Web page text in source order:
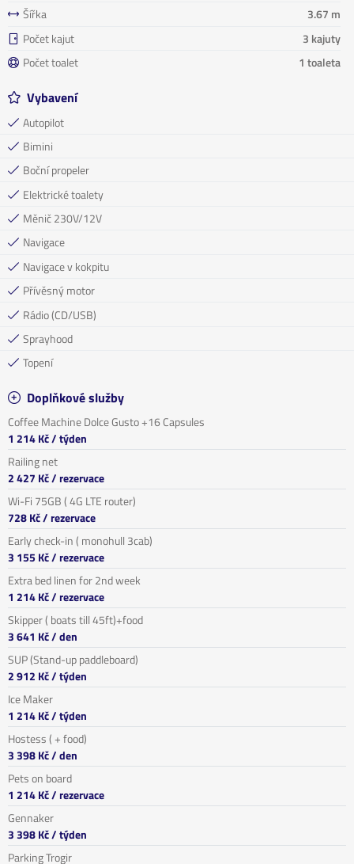
Šířka
3.67 m
Počet kajut
3 kajuty
Počet toalet
1 toaleta
Vybavení
Autopilot
Bimini
Boční propeler
Elektrické toalety
Měnič 230V/12V
Navigace
Navigace v kokpitu
Přívěsný motor
Rádio (CD/USB)
Sprayhood
Topení
Doplňkové služby
Coffee Machine Dolce Gusto +16 Capsules
1 214 Kč/ týden
Railing net
2 427 Kč/ rezervace
Wi-Fi 75GB ( 4G LTE router)
728 Kč/ rezervace
Early check-in ( monohull 3cab)
3 155 Kč/ rezervace
Extra bed linen for 2nd week
1 214 Kč/ rezervace
Skipper ( boats till 45ft)+food
3 641 Kč/ den
SUP (Stand-up paddleboard)
2 912 Kč/ týden
Ice Maker
1 214 Kč/ týden
Hostess ( + food)
3 398 Kč/ den
Pets on board
1 214 Kč/ rezervace
Gennaker
3 398 Kč/ týden
Parking Trogir